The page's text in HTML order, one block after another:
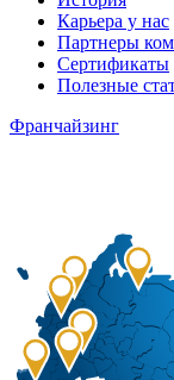
Карьера у нас
Партнеры
Сертификаты
Полезные
Франчайзинг